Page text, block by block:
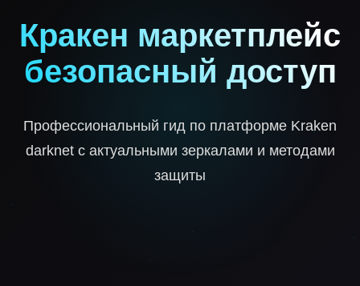
Кракен маркетплейс
безопасный доступ
Профессиональный гид по платформе Kraken
darknet с актуальными зеркалами и методами
защиты